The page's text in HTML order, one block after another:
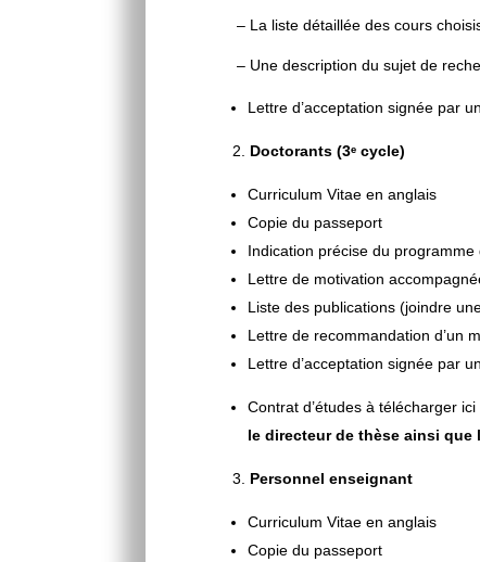
– La liste détaillée des cours
– Une description du sujet de
Lettre d’acceptation signée par
Doctorants (3ᵉ cycle)
Curriculum Vitae en anglais
Copie du passeport
Indication précise du
Lettre de motivation
Liste des publications (joindre
Lettre de recommandation d’un
Lettre d’acceptation signée par
Contrat d’études à télécharger ici
le directeur de thèse ainsi que
Personnel enseignant
Curriculum Vitae en anglais
Copie du passeport